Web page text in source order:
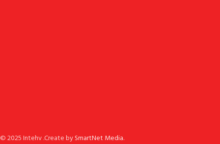
© 2025 Intehv .Create bySmartNet Media.